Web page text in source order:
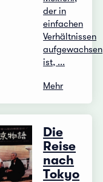
der in
einfachen
Verhältnissen
aufgewachsen
ist, ...
Mehr
Die
Reise
nach
Tokyo